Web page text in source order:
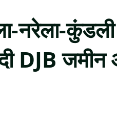
नरेला-कुंडली
DJB